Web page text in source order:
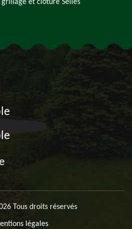
grillage et clôture Selles
Tous droits réservés
légales